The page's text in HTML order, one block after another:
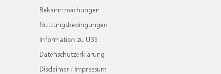
Bekanntmachungen
Nutzungsbedingungen
Information zu UBS
Datenschutzerklärung
Disclaimer / Impressum